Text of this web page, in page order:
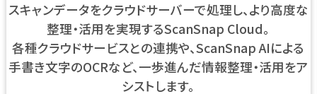
スキャンデータをクラウドサーバーで処理し、より高度な
整理・活用を実現するScanSnap Cloud。
各種クラウドサービスとの連携や、ScanSnap AIによる
手書き文字のOCRなど、一歩進んだ情報整理・活用をア
シストします。